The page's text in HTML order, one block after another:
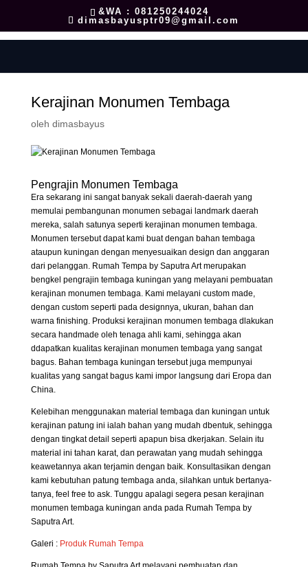
&WA : 081250244024
dimasbayusptr09@gmail.com
Kerajinan Monumen Tembaga
oleh dimasbayus
Pengrajin Monumen Tembaga
Era sekarang ini sangat banyak sekali daerah-daerah yang
memulai pembangunan monumen sebagai landmark daerah
mereka, salah satunya seperti kerajinan monumen tembaga.
Monumen tersebut dapat kami buat dengan bahan tembaga
ataupun kuningan dengan menyesuaikan design dan anggaran
dari pelanggan. Rumah Tempa by Saputra Art merupakan
bengkel pengrajin tembaga kuningan yang melayani pembuatan
kerajinan monumen tembaga. Kami melayani custom made,
dengan custom seperti pada designnya, ukuran, bahan dan
warna finishing. Produksi kerajinan monumen tembaga dlakukan
secara handmade oleh tenaga ahli kami, sehingga akan
ddapatkan kualitas kerajinan monumen tembaga yang sangat
bagus. Bahan tembaga kuningan tersebut juga mempunyai
kualitas yang sangat bagus kami impor langsung dari Eropa dan
China.
Kelebihan menggunakan material tembaga dan kuningan untuk
kerajinan patung ini ialah bahan yang mudah dbentuk, sehingga
dengan tingkat detail seperti apapun bisa dkerjakan. Selain itu
material ini tahan karat, dan perawatan yang mudah sehingga
keawetannya akan terjamin dengan baik. Konsultasikan dengan
kami kebutuhan patung tembaga anda, silahkan untuk bertanya-
tanya, feel free to ask. Tunggu apalagi segera pesan kerajinan
monumen tembaga kuningan anda pada Rumah Tempa by
Saputra Art.
Galeri : Produk Rumah Tempa